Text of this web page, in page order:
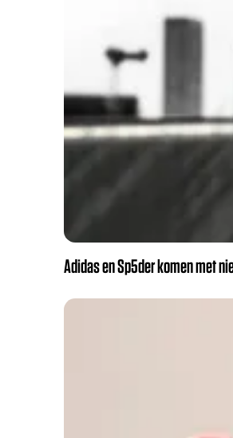
Adidas en Sp5der komen met